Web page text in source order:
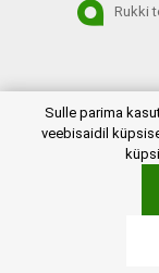
Rukki
Sulle parima
veebisaidil